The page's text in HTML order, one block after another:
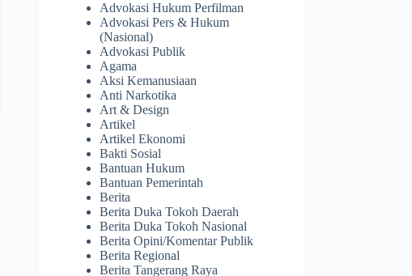
Advokasi Hukum Perfilman
Advokasi Pers & Hukum
(Nasional)
Advokasi Publik
Agama
Aksi Kemanusiaan
Anti Narkotika
Art & Design
Artikel
Artikel Ekonomi
Bakti Sosial
Bantuan Hukum
Bantuan Pemerintah
Berita
Berita Duka Tokoh Daerah
Berita Duka Tokoh Nasional
Berita Opini/Komentar Publik
Berita Regional
Berita Tangerang Raya